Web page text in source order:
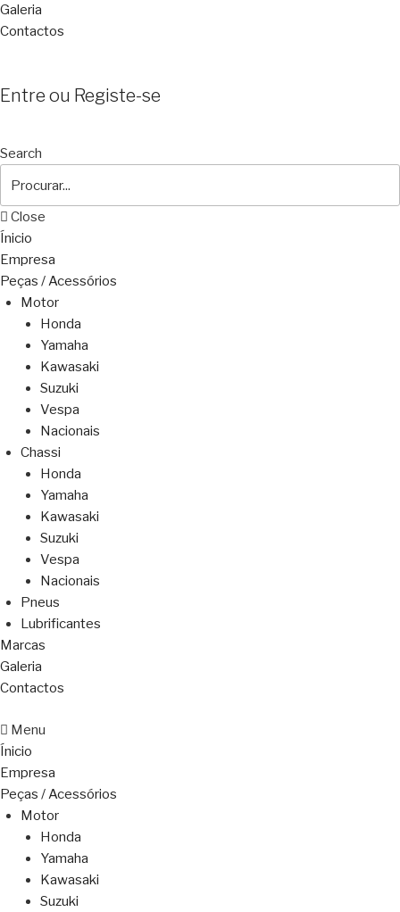
Galeria
Contactos
Entre ou Registe-se
Search
Close
Ínicio
Empresa
Peças / Acessórios
Motor
Honda
Yamaha
Kawasaki
Suzuki
Vespa
Nacionais
Chassi
Honda
Yamaha
Kawasaki
Suzuki
Vespa
Nacionais
Pneus
Lubrificantes
Marcas
Galeria
Contactos
Menu
Ínicio
Empresa
Peças / Acessórios
Motor
Honda
Yamaha
Kawasaki
Suzuki